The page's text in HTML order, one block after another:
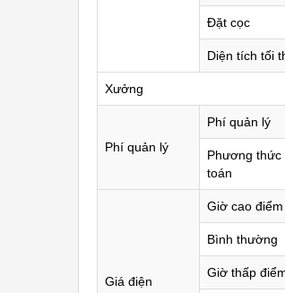
Đặt cọc
Diện tích tối
Xưởng
Phí quản lý
Phí quản lý
Phương thức
toán
Giá điện
Giờ cao điểm
Bình thường
Giờ thấp